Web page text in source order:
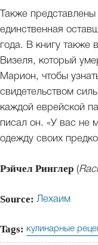
Также
единственная
года. В книгу также
Визеля, который
Марион, чтобы
свидетельством
каждой еврейской
писал он. «У вас не
одежду своих
Рэйчел Ринглер (
Source: Лехаим
Tags: кулинарные